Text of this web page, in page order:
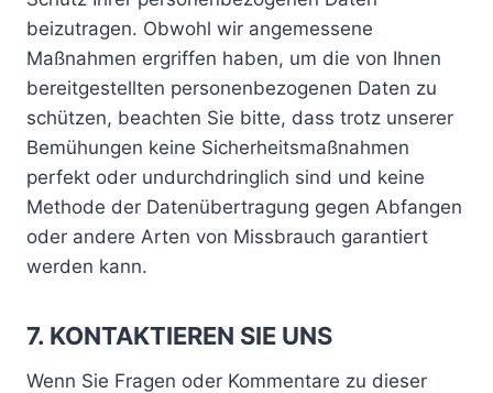
beizutragen. Obwohl wir angemessene
Maßnahmen ergriffen haben, um die von Ihnen
bereitgestellten personenbezogenen Daten zu
schützen, beachten Sie bitte, dass trotz unserer
Bemühungen keine Sicherheitsmaßnahmen
perfekt oder undurchdringlich sind und keine
Methode der Datenübertragung gegen Abfangen
oder andere Arten von Missbrauch garantiert
werden kann.
7. KONTAKTIEREN SIE UNS
Wenn Sie Fragen oder Kommentare zu dieser